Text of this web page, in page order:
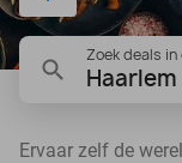
Zoek deals
Haarlem
Ervaar zelf de